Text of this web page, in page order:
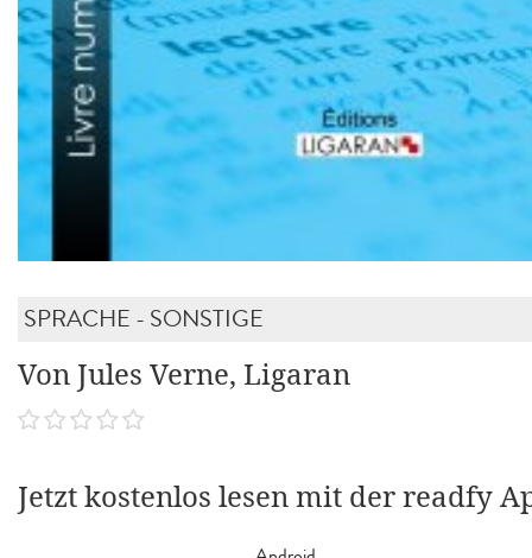
SPRACHE - SONSTIGE
Von Jules Verne, Ligaran
Jetzt kostenlos lesen mit der readfy